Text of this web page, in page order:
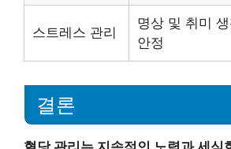
스트레스 관리
명상 및 취미
안정
결론